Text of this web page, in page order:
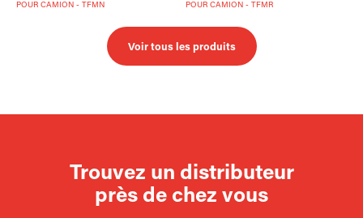
POUR CAMION - TFMN POUR CAMION - TFMR
Voir tous les produits
Trouvez un distributeur
près de chez vous